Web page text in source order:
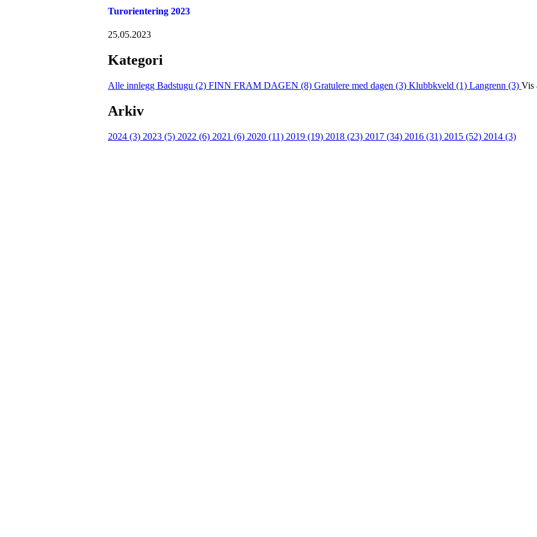
Turorientering 2023
25.05.2023
Kategori
Alle innlegg Badstugu (2) FINN FRAM DAGEN (8) Gratulere med dagen (3) Klubbkveld (1) Langrenn (3) Vis
Arkiv
2024 (3) 2023 (5) 2022 (6) 2021 (6) 2020 (11) 2019 (19) 2018 (23) 2017 (34) 2016 (31) 2015 (52) 2014 (3)